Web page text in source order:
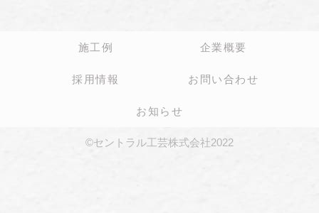
施工例 企業概要
採用情報 お問い合わせ
お知らせ
©セントラル工芸株式会社2022